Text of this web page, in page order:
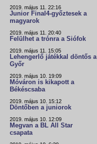
2019. május 11. 22:16
Junior Final4-győztesek a
magyarok
2019. május 11. 20:40
Felülhet a trónra a Siófok
2019. május 11. 15:05
Lehengerlő játékkal döntős a
Győr
2019. május 10. 19:09
Móváron is kikapott a
Békéscsaba
2019. május 10. 15:12
Döntőben a juniorok
2019. május 10. 12:09
Megvan a BL All Star
csapata